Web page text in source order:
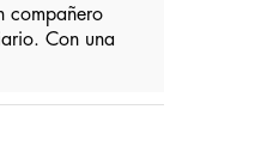
compañero
Con una